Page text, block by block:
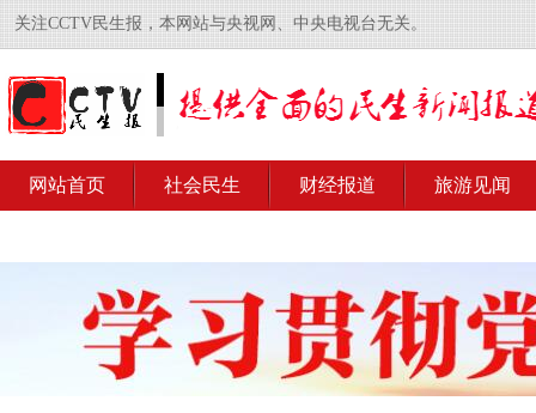
关注CCTV民生报，本网站与央视网、中央电视台无关。
网站首页 社会民生 财经报道 旅游见闻